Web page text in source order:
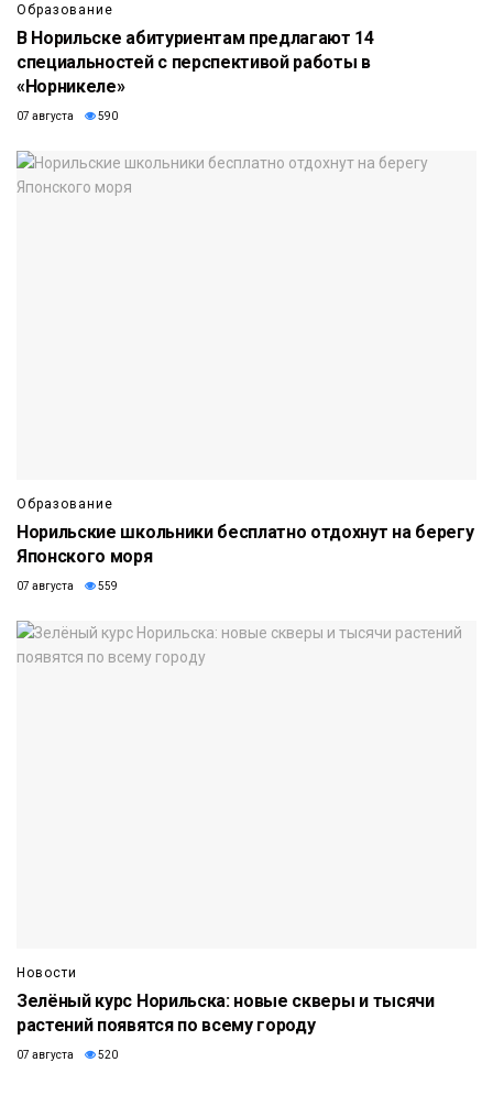
Образование
В Норильске абитуриентам предлагают 14
специальностей с перспективой работы в
«Норникеле»
07 августа 590
Образование
Норильские школьники бесплатно отдохнут на берегу
Японского моря
07 августа 559
Новости
Зелёный курс Норильска: новые скверы и тысячи
растений появятся по всему городу
07 августа 520